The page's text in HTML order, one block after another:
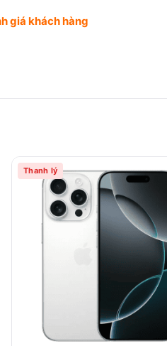
giá khách hàng
Thanh lý